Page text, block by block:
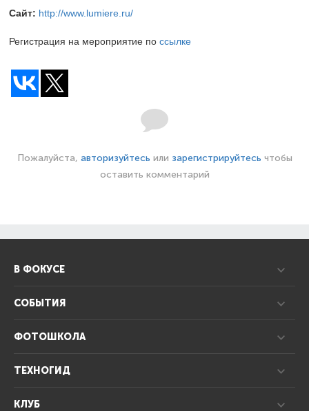
Сайт: http://www.lumiere.ru/
Регистрация на мероприятие по ссылке
Пожалуйста, авторизуйтесь или зарегистрируйтесь чтобы
оставить комментарий
В ФОКУСЕ
СОБЫТИЯ
ФОТОШКОЛА
ТЕХНОГИД
КЛУБ